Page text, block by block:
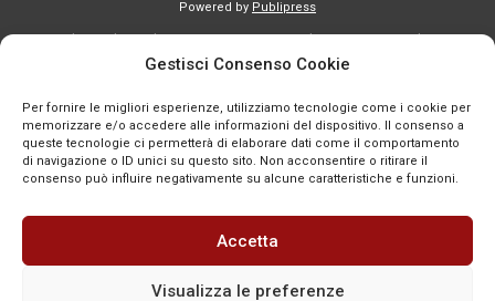
Gestisci Consenso Cookie
Per fornire le migliori esperienze, utilizziamo tecnologie come i cookie per
memorizzare e/o accedere alle informazioni del dispositivo. Il consenso a
queste tecnologie ci permetterà di elaborare dati come il comportamento
di navigazione o ID unici su questo sito. Non acconsentire o ritirare il
consenso può influire negativamente su alcune caratteristiche e funzioni.
Accetta
Visualizza le preferenze
Powered by Publipress
articoli, immagini, fotografie, video e grafica, sono protetti da copyright e
indicazione. La riproduzione totale o parziale dei contenuti è consentita
solo previa autorizzazione o citando chiaramente la fonte, con link diretto
alla pagina originale, quando previsto. I contenuti provenienti da terze
titolari dei diritti. Se un contenuto viola diritti d’autore o norme vigenti, è